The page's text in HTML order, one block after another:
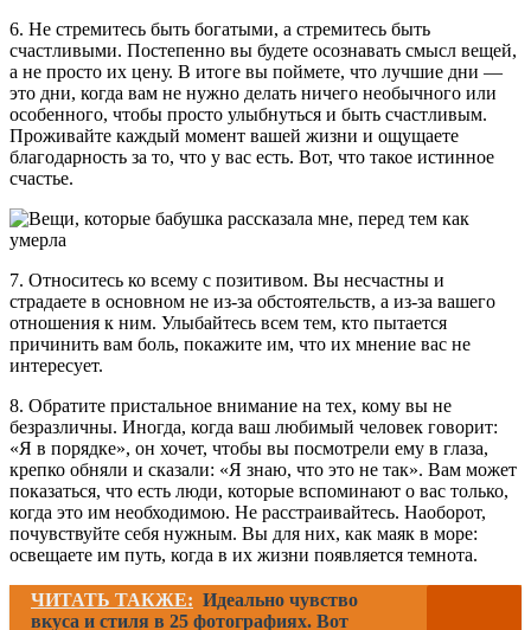
6. Не стремитесь быть богатыми, а стремитесь быть
счастливыми. Постепенно вы будете осознавать смысл вещей,
а не просто их цену. В итоге вы поймете, что лучшие дни —
это дни, когда вам не нужно делать ничего необычного или
особенного, чтобы просто улыбнуться и быть счастливым.
Проживайте каждый момент вашей жизни и ощущаете
благодарность за то, что у вас есть. Вот, что такое истинное
счастье.
7. Относитесь ко всему с позитивом. Вы несчастны и
страдаете в основном не из-за обстоятельств, а из-за вашего
отношения к ним. Улыбайтесь всем тем, кто пытается
причинить вам боль, покажите им, что их мнение вас не
интересует.
8. Обратите пристальное внимание на тех, кому вы не
безразличны. Иногда, когда ваш любимый человек говорит:
«Я в порядке», он хочет, чтобы вы посмотрели ему в глаза,
крепко обняли и сказали: «Я знаю, что это не так». Вам может
показаться, что есть люди, которые вспоминают о вас только,
когда это им необходимою. Не расстраивайтесь. Наоборот,
почувствуйте себя нужным. Вы для них, как маяк в море:
освещаете им путь, когда в их жизни появляется темнота.
ЧИТАТЬ ТАКЖЕ: Идеально чувство
вкуса и стиля в 25 фотографиях. Вот